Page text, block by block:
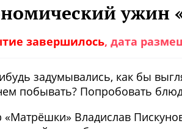
ужин
завершилось, дата
задумывались, как бы
побывать? Попробовать
Владислав